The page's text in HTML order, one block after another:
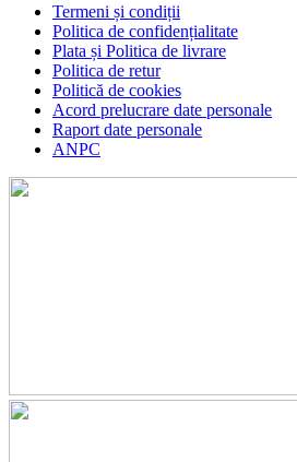
Termeni și condiții
Politica de confidențialitate
Plata și Politica de livrare
Politica de retur
Politică de cookies
Acord prelucrare date personale
Raport date personale
ANPC